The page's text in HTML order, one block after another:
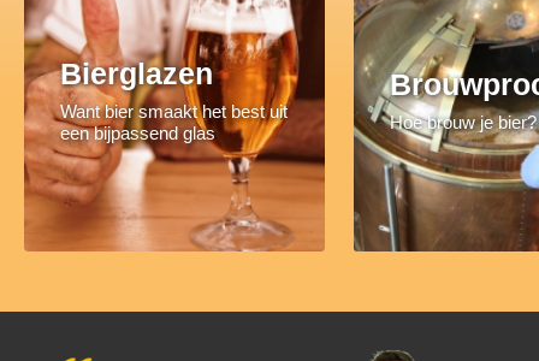
Bierglazen
Want bier smaakt het best uit
een bijpassend glas
Hoe brouw je bier?